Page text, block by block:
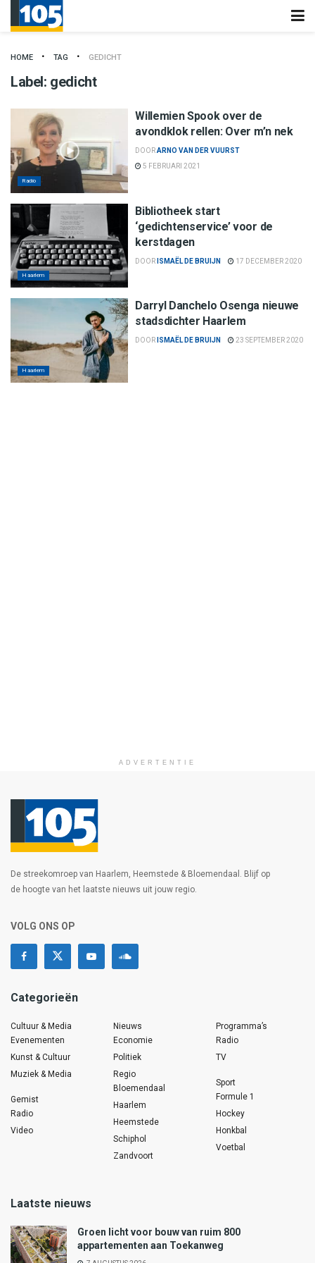
HOME TAG GEDICHT
Label: gedicht
Radio
Willemien Spook over de
avondklok rellen: Over m’n nek
DOORARNO VAN DER VUURST
5 FEBRUARI 2021
Haarlem
Bibliotheek start
‘gedichtenservice’ voor de
kerstdagen
DOOR ISMAËL DE BRUIJN 17 DECEMBER 2020
Haarlem
Darryl Danchelo Osenga nieuwe
stadsdichter Haarlem
DOOR ISMAËL DE BRUIJN 23 SEPTEMBER 2020
ADVERTENTIE
De streekomroep van Haarlem, Heemstede & Bloemendaal. Blijf op
de hoogte van het laatste nieuws uit jouw regio.
VOLG ONS OP
Categorieën
Cultuur & Media
Evenementen
Kunst & Cultuur
Muziek & Media
Gemist
Radio
Video
Nieuws
Economie
Politiek
Regio
Bloemendaal
Haarlem
Heemstede
Schiphol
Zandvoort
Programma’s
Radio
TV
Sport
Formule 1
Hockey
Honkbal
Voetbal
Laatste nieuws
Groen licht voor bouw van ruim 800
appartementen aan Toekanweg